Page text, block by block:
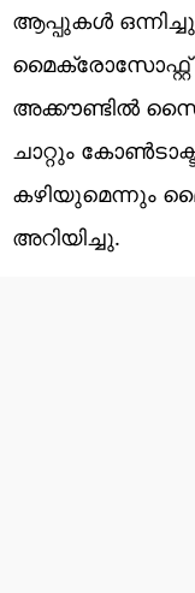
ആപ്പുകൾ
മൈക്രോസോഫ്റ്റ്
അക്കൗണ്ടിൽ
ചാറ്റും
കഴിയുമെന്നും
അറിയിച്ചു.